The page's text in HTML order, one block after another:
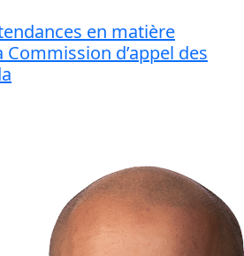
en matière
Commission d’appel des